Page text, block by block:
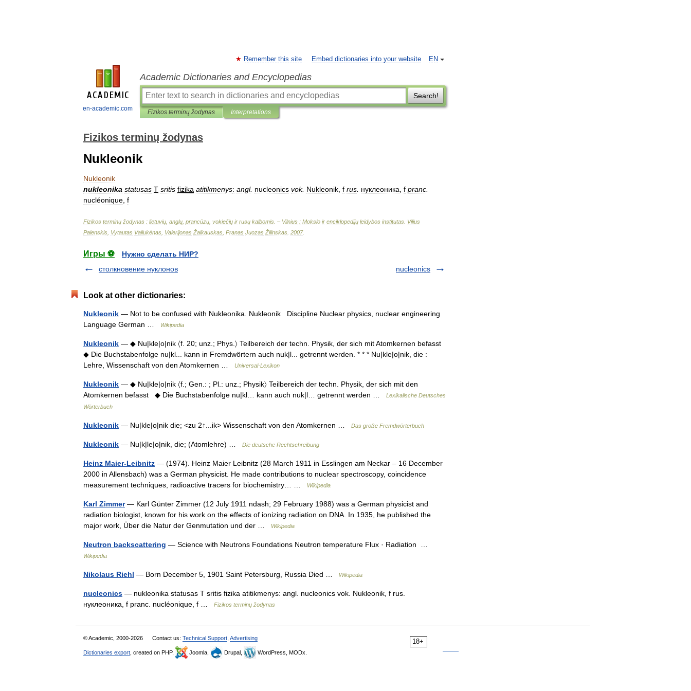
en-academic.com
EN
Remember this site Embed dictionaries into your website
Academic Dictionaries and Encyclopedias
Search!
Fizikos terminų žodynas Interpretations
Fizikos terminų žodynas
Nukleonik
Nukleonik
nukleonika statusas T sritis fizika atitikmenys: angl. nucleonics vok. Nukleonik f rus нуклеоника f pranc
nucléonique f
Fizikos terminų žodynas : lietuvių anglų prancūzų vokiečių ir rusų kalbomis . – Vilnius : Mokslo ir enciklopedijų leidybos institutas Vilius
Palenskis Vytautas Valiukėnas Valerijonas Žalkauskas Pranas Juozas Žilinskas 2007.
Игры ⚽
Нужно сделать НИР?
столкновение нуклонов
nucleonics
Look at other dictionaries:
Nukleonik — Not to be confused with Nukleonika. Nukleonik Discipline Nuclear physics, nuclear engineering
Language German …
Wikipedia
Nukleonik — ◆ Nu|kle|o|nik 〈f. 20; unz.; Phys.〉 Teilbereich der techn. Physik, der sich mit Atomkernen befasst
◆ Die Buchstabenfolge nu|kl... kann in Fremdwörtern auch nuk|l... getrennt werden. * * * Nu|kle|o|nik, die :
Lehre, Wissenschaft von den Atomkernen …
Universal-Lexikon
Nukleonik — ◆ Nu|kle|o|nik 〈f.; Gen.: ; Pl.: unz.; Physik〉 Teilbereich der techn. Physik, der sich mit den
Atomkernen befasst ◆ Die Buchstabenfolge nu|kl… kann auch nuk|l… getrennt werden …
Lexikalische Deutsches
Wörterbuch
Nukleonik — Nu|kle|o|nik die; <zu 2↑...ik> Wissenschaft von den Atomkernen … Das große Fremdwörterbuch
Nukleonik — Nu|k|le|o|nik, die; (Atomlehre) … Die deutsche Rechtschreibung
Heinz Maier-Leibnitz — (1974). Heinz Maier Leibnitz (28 March 1911 in Esslingen am Neckar – 16 December
2000 in Allensbach) was a German physicist. He made contributions to nuclear spectroscopy, coincidence
measurement techniques, radioactive tracers for biochemistry… …
Wikipedia
Karl Zimmer— Karl Günter Zimmer (12 July 1911 ndash; 29 February 1988) was a German physicist and
radiation biologist, known for his work on the effects of ionizing radiation on DNA. In 1935, he published the
major work, Über die Natur der Genmutation und der …
Wikipedia
Neutron backscattering — Science with Neutrons Foundations Neutron temperature Flux · Radiation …
Wikipedia
Nikolaus Riehl — Born December 5, 1901 Saint Petersburg, Russia Died … Wikipedia
nucleonics — nukleonika statusas T sritis fizika atitikmenys: angl. nucleonics vok. Nukleonik, f rus.
нуклеоника, f pranc. nucléonique, f …
Fizikos terminų žodynas
18+
© Academic, 2000-2026 Contact us: Technical Support Advertising
Dictionaries export , created on PHP, Joomla, Drupal, WordPress, MODx.